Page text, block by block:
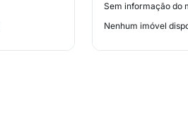
Sem informação do
Nenhum imóvel